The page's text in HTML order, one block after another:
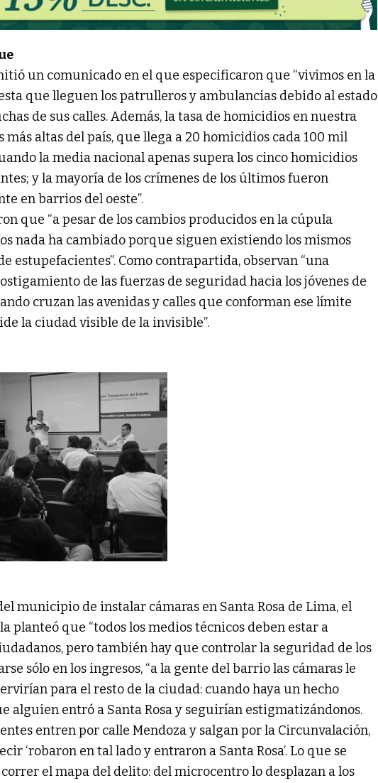
un comunicado en el que especificaron que “vivimos en la
que lleguen los patrulleros y ambulancias debido al estado
de sus calles. Además, la tasa de homicidios en nuestra
más altas del país, que llega a 20 homicidios cada 100 mil
la media nacional apenas supera los cinco homicidios
y la mayoría de los crímenes de los últimos fueron
en barrios del oeste”.
que “a pesar de los cambios producidos en la cúpula
nada ha cambiado porque siguen existiendo los mismos
estupefacientes”. Como contrapartida, observan “una
de las fuerzas de seguridad hacia los jóvenes de
cruzan las avenidas y calles que conforman ese límite
la ciudad visible de la invisible”.
municipio de instalar cámaras en Santa Rosa de Lima, el
planteó que “todos los medios técnicos deben estar a
pero también hay que controlar la seguridad de los
sólo en los ingresos, “a la gente del barrio las cámaras le
para el resto de la ciudad: cuando haya un hecho
alguien entró a Santa Rosa y seguirían estigmatizándonos.
entren por calle Mendoza y salgan por la Circunvalación,
‘robaron en tal lado y entraron a Santa Rosa’. Lo que se
el mapa del delito: del microcentro lo desplazan a los